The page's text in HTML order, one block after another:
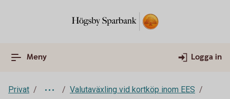
Meny Logga in
Privat
Valutaväxling vid kortköp inom EES